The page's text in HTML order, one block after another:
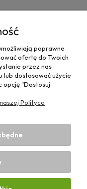
E-ciągnik |
poprawne
ofertę do Twoich
przez nas
lub dostosować użycie
opcję "Dostosuj
Polityce